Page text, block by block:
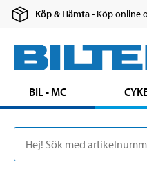
Köp & Hämta- Köp online
BIL - MC